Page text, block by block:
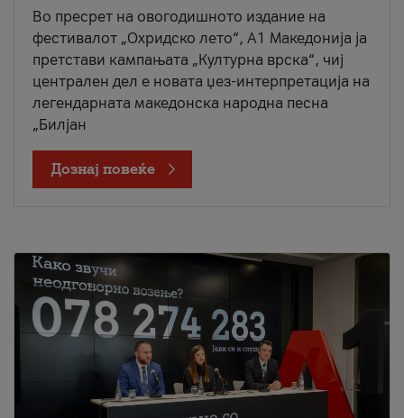
Во пресрет на овогодишното издание на
фестивалот „Охридско лето“, А1 Македонија ја
претстави кампањата „Културна врска“, чиј
централен дел е новата џез-интерпретација на
легендарната македонска народна песна
„Билјан
Дознај повеќе